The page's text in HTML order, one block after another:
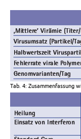
Tab. 4: Zusammenfassung